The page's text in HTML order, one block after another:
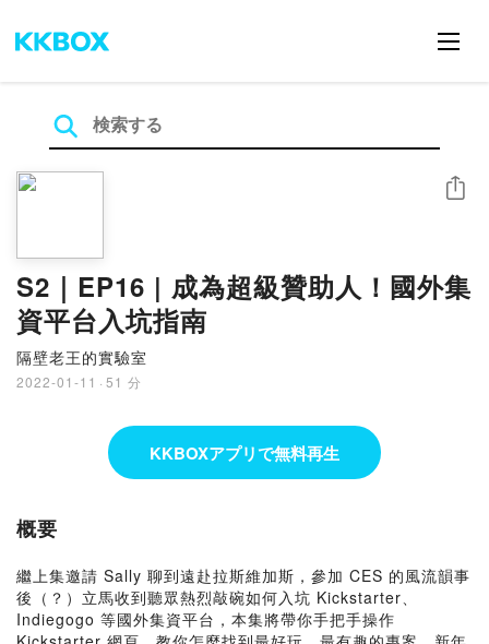
S2｜EP16 | 成為超級贊助人！國外集
資平台入坑指南
隔壁老王的實驗室
2022-01-11 · 51 分
シェア
KKBOXアプリで無料再生
概要
繼上集邀請 Sally 聊到遠赴拉斯維加斯，參加 CES 的風流韻事
後（？）立馬收到聽眾熱烈敲碗如何入坑 Kickstarter、
Indiegogo 等國外集資平台，本集將帶你手把手操作